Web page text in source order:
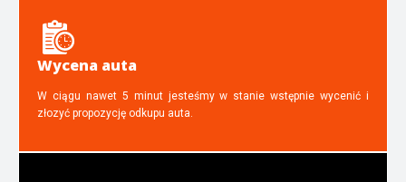
Wycena auta
W ciągu nawet 5 minut jesteśmy w stanie wstępnie wycenić i
złozyć propozycję odkupu auta.